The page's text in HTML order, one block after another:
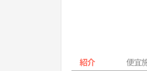
紹介 便宜